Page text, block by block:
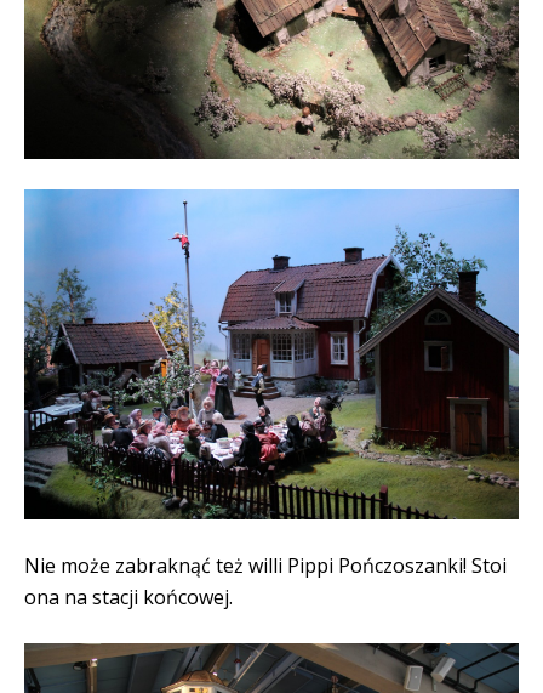
Nie może zabraknąć też willi Pippi Pończoszanki! Stoi
ona na stacji końcowej.